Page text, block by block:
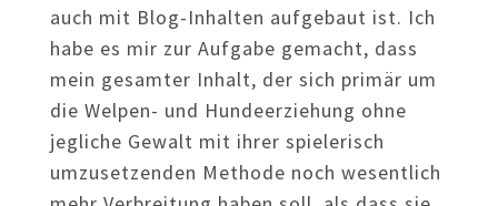
auch mit Blog-Inhalten aufgebaut ist. Ich
habe es mir zur Aufgabe gemacht, dass
mein gesamter Inhalt, der sich primär um
die Welpen- und Hundeerziehung ohne
jegliche Gewalt mit ihrer spielerisch
umzusetzenden Methode noch wesentlich